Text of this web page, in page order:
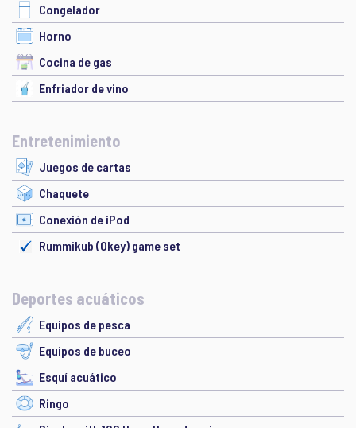
Congelador
Horno
Cocina de gas
Enfriador de vino
Entretenimiento
Juegos de cartas
Chaquete
Conexión de iPod
Rummikub (Okey) game set
Deportes acuáticos
Equipos de pesca
Equipos de buceo
Esquí acuático
Ringo